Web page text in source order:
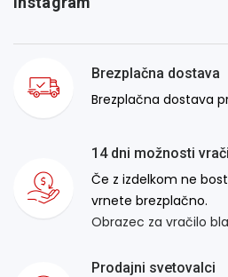
Brezplačna dostava
Brezplačna dostava
14 dni možnosti
Če z izdelkom ne
vrnete brezplačno.
Obrazec za vračilo
Prodajni svetovalci